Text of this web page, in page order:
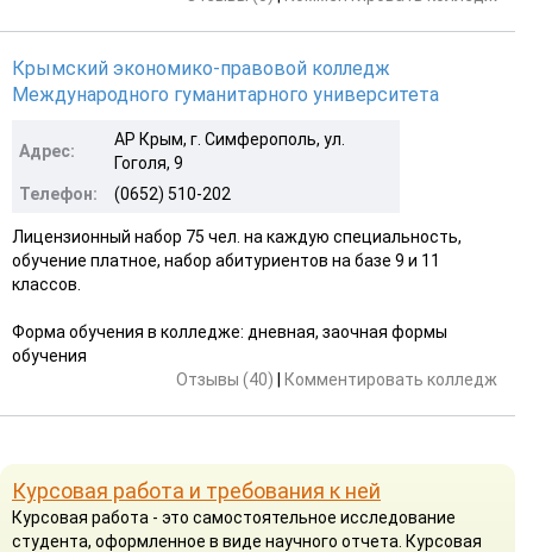
Крымский экономико-правовой колледж
Международного гуманитарного университета
Адрес:
АР Крым, г. Симферополь, ул.
Гоголя, 9
Телефон:
(0652) 510-202
Лицензионный набор 75 чел. на каждую специальность,
обучение платное, набор абитуриентов на базе 9 и 11
классов.
Форма обучения в колледже: дневная, заочная формы
обучения
Отзывы (40)
Комментировать колледж
Курсовая работа и требования к ней
Курсовая работа - это самостоятельное исследование
студента, оформленное в виде научного отчета. Курсовая